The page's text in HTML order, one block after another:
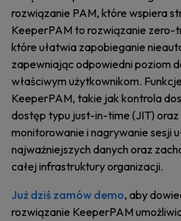
rozwiązanie PAM, które wspiera
KeeperPAM to rozwiązanie zero-
które ułatwia zapobieganie
zapewniając odpowiedni poziom
właściwym użytkownikom.
KeeperPAM, takie jak kontrola
dostęp typu just-in-time (JIT) oraz
monitorowanie i nagrywanie sesji
najważniejszych danych oraz
całej infrastruktury organizacji.
Już dziś zamów demo, aby
rozwiązanie KeeperPAM